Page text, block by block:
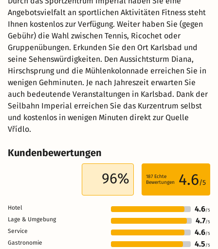
Angebotsvielfalt an sportlichen Aktivitäten Fitness steht
Ihnen kostenlos zur Verfügung. Weiter haben Sie (gegen
Gebühr) die Wahl zwischen Tennis, Ricochet oder
Gruppenübungen. Erkunden Sie den Ort Karlsbad und
seine Sehenswürdigkeiten. Den Aussichtsturm Diana,
Hirschsprung und die Mühlenkolonnade erreichen Sie in
wenigen Gehminuten. Je nach Jahreszeit erwarten Sie
auch bedeutende Veranstaltungen in Karlsbad. Dank der
Seilbahn Imperial erreichen Sie das Kurzentrum selbst
und kostenlos in wenigen Minuten direkt zur Quelle
Vřídlo.
Kundenbewertungen
96% 187 Echte
Bewertungen
4.6/5
Hotel 4.6/5
Lage & Umgebung 4.7/5
Service 4.6/5
Gastronomie 4.5 /5